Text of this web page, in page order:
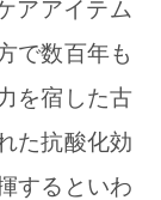
アアイテム
で数百年も
を宿した古
た抗酸化効
するといわ